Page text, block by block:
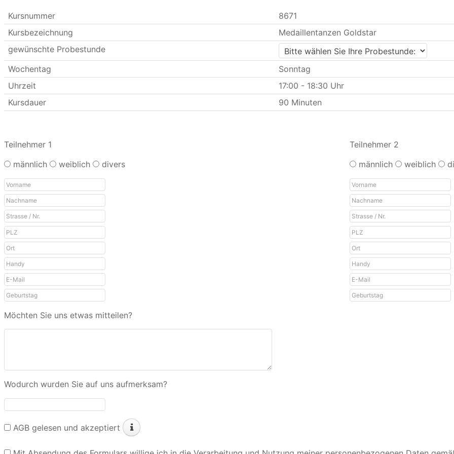
Kursnummer
8671
Kursbezeichnung
Medaillentanzen Goldstar
gewünschte Probestunde
Wochentag
Sonntag
Uhrzeit
17:00 - 18:30 Uhr
Kursdauer
90 Minuten
Teilnehmer 1
männlich
weiblich divers
Teilnehmer 2
männlich
weiblich
Möchten Sie uns etwas mitteilen?
Wodurch wurden Sie auf uns aufmerksam?
AGB gelesen und akzeptiert